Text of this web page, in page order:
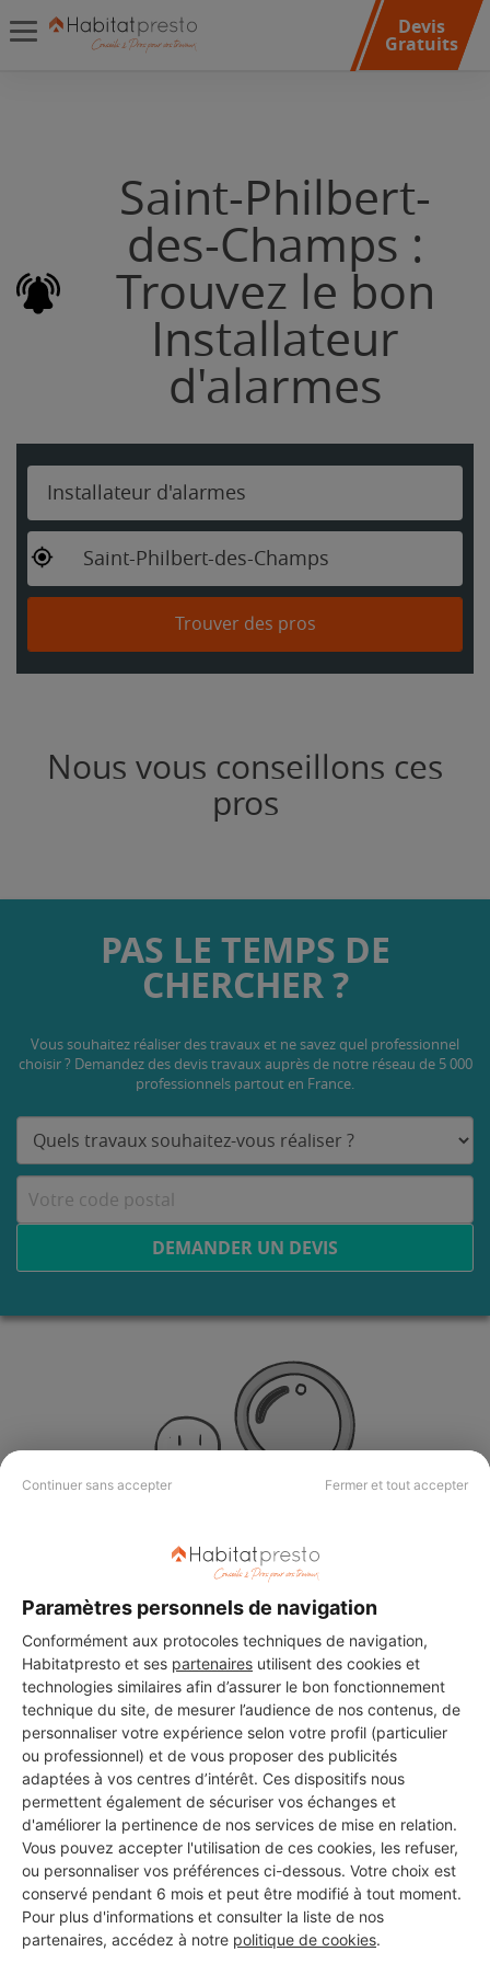
Continuer sans accepter Fermer et tout accepter
Paramètres personnels de navigation
Conformément aux protocoles techniques de navigation,
Habitatpresto et ses partenaires utilisent des cookies et
technologies similaires afin d’assurer le bon fonctionnement
technique du site, de mesurer l’audience de nos contenus, de
personnaliser votre expérience selon votre profil (particulier
ou professionnel) et de vous proposer des publicités
adaptées à vos centres d’intérêt. Ces dispositifs nous
permettent également de sécuriser vos échanges et
d'améliorer la pertinence de nos services de mise en relation.
Vous pouvez accepter l'utilisation de ces cookies, les refuser,
ou personnaliser vos préférences ci-dessous. Votre choix est
conservé pendant 6 mois et peut être modifié à tout moment.
Pour plus d'informations et consulter la liste de nos
partenaires, accédez à notre politique de cookies.
Devis
Gratuits
Saint-Philbert-
des-Champs :
Trouvez le bon
Installateur
d'alarmes
Installateur d'alarmes
Saint-Philbert-des-Champs
Trouver des pros
Nous vous conseillons ces
pros
PAS LE TEMPS DE
CHERCHER ?
Vous souhaitez réaliser des travaux et ne savez quel professionnel
choisir ? Demandez des devis travaux auprès de notre réseau de 5 000
professionnels partout en France.
DEMANDER UN DEVIS
Aucun autre professionnel disponible dans cette zone
géographique.
PROFESSIONNEL, VOUS
SOUHAITEZ NOUS
REJOINDRE ?